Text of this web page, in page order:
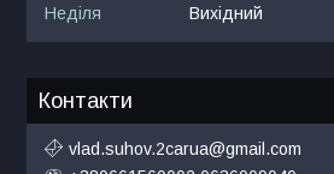
Неділя
Вихідний
Контакти
vlad.suhov.2carua@gmail.com